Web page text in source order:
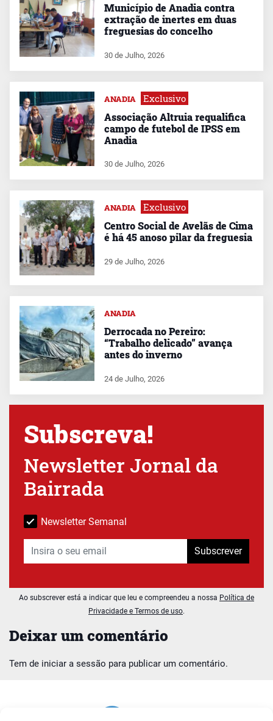
Deixar um comentário
Tem de iniciar a sessão para publicar um comentário.
Município de Anadia contra
extração de inertes em duas
freguesias do concelho
30 de Julho, 2026
ANADIA Exclusivo
Associação Altruia requalifica
campo de futebol de IPSS em
Anadia
30 de Julho, 2026
ANADIA Exclusivo
Centro Social de Avelãs de Cima
é há 45 anoso pilar da freguesia
29 de Julho, 2026
ANADIA
Derrocada no Pereiro:
“Trabalho delicado” avança
antes do inverno
24 de Julho, 2026
Subscreva!
Newsletter Jornal da
Bairrada
Newsletter Semanal
Subscrever
Ao subscrever está a indicar que leu e compreendeu a nossa Política de
Privacidade e Termos de uso.